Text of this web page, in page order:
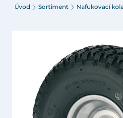
Úvod Sortiment Nafukovací